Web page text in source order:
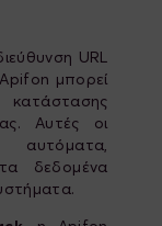
URL
μπορεί
Αυτές οι
αυτόματα,
δεδομένα